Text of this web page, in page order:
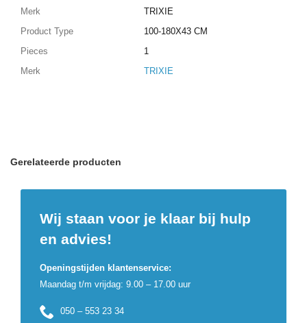
Merk
TRIXIE
Product Type
100-180X43 CM
Pieces
1
Merk
TRIXIE
Gerelateerde producten
Wij staan voor je klaar bij hulp
en advies!
Openingstijden klantenservice:
Maandag t/m vrijdag: 9.00 – 17.00 uur
050 – 553 23 34